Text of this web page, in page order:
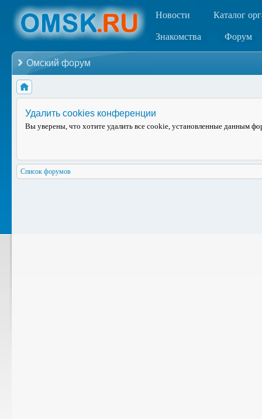
Новости Каталог
Знакомства Форум
Омский форум
Удалить cookies конференции
Вы уверены, что хотите удалить все cookie, установленные данным
Список форумов